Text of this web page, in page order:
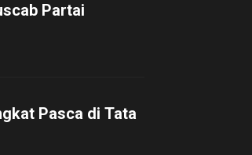
Partai
Pasca di Tata